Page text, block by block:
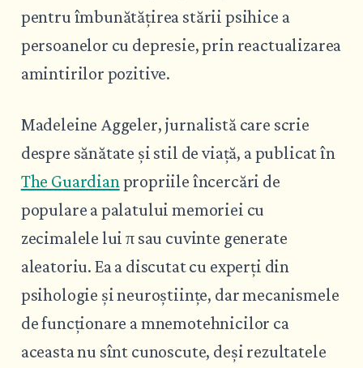
pentru îmbunătățirea stării psihice a
persoanelor cu depresie, prin reactualizarea
amintirilor pozitive.
Madeleine Aggeler, jurnalistă care scrie
despre sănătate și stil de viață, a publicat în
The Guardianpropriile încercări de
populare a palatului memoriei cu
zecimalele lui π sau cuvinte generate
aleatoriu. Ea a discutat cu experți din
psihologie și neuroștiințe, dar mecanismele
de funcționare a mnemotehnicilor ca
aceasta nu sînt cunoscute, deși rezultatele